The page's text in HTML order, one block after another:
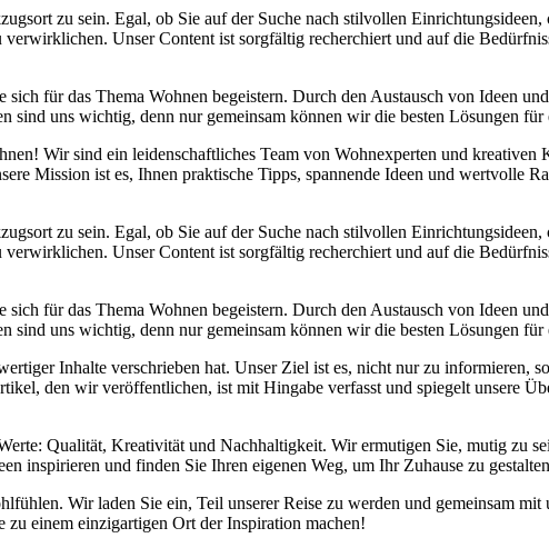
zu sein. Egal, ob Sie auf der Suche nach stilvollen
Unser Content ist sorgfältig recherchiert und auf die
für das Thema Wohnen begeistern. Durch den Austausch von Ideen
uns wichtig, denn nur gemeinsam können wir die besten Lösungen für
Wir sind ein leidenschaftliches Team von Wohnexperten und kreativen
Mission ist es, Ihnen praktische Tipps, spannende Ideen und wertvolle
zu sein. Egal, ob Sie auf der Suche nach stilvollen
Unser Content ist sorgfältig recherchiert und auf die
für das Thema Wohnen begeistern. Durch den Austausch von Ideen
uns wichtig, denn nur gemeinsam können wir die besten Lösungen für
Inhalte verschrieben hat. Unser Ziel ist es, nicht nur zu informieren,
den wir veröffentlichen, ist mit Hingabe verfasst und spiegelt unsere
Qualität, Kreativität und Nachhaltigkeit. Wir ermutigen Sie, mutig zu
inspirieren und finden Sie Ihren eigenen Weg, um Ihr Zuhause zu
Wir laden Sie ein, Teil unserer Reise zu werden und gemeinsam
zu einem einzigartigen Ort der Inspiration machen!